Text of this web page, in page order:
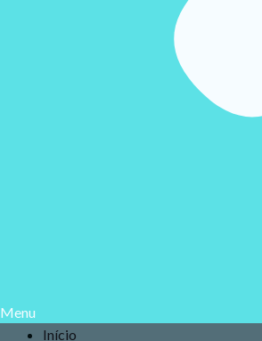
Menu
Início